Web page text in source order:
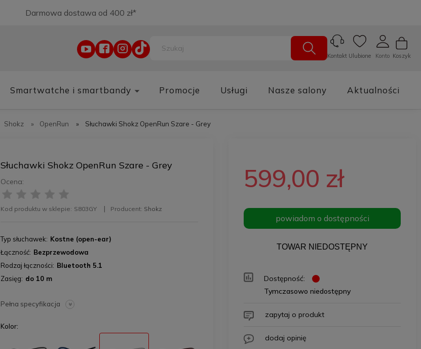
Darmowa dostawa od 400 zł*
Koszyk
Konto
Ulubione
Kontakt
Smartwatche i smartbandy Promocje Usługi Nasze salony Aktualności
Shokz » OpenRun » Słuchawki Shokz OpenRun Szare - Grey
Słuchawki Shokz OpenRun Szare - Grey
Ocena:
Kod produktu w sklepie: S803GY Producent: Shokz
Typ słuchawek
Kostne (open-ear)
Łączność Bezprzewodowa
Rodzaj łączności
Bluetooth 5.1
Zasięg
do 10 m
Pełna specyfikacja
Kolor:
599,00 zł
powiadom o dostępności
TOWAR NIEDOSTĘPNY
Dostępność:
Tymczasowo niedostępny
zapytaj o produkt
dodaj opinię